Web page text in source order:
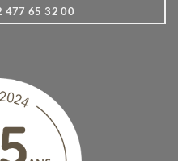
477 65 32 00